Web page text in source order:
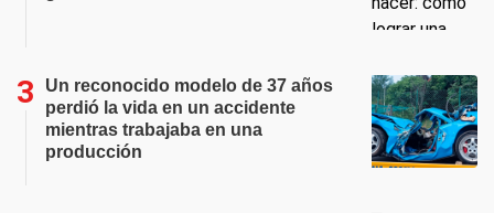
Un reconocido modelo de 37 años
perdió la vida en un accidente
mientras trabajaba en una
producción